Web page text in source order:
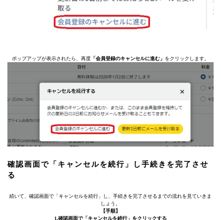
ポップアップが表示されたら、再度 「会員登録のキャンセルに進む」 をクリックします。
確認画面で「キャンセルを続行」し手続きを完了させ
る
続いて、確認画面で「キャンセルを続行」し、手続きを完了させるまでの流れを見ていきま
しょう。
【手順】
1.確認画面で「キャンセルを続行」をクリックする